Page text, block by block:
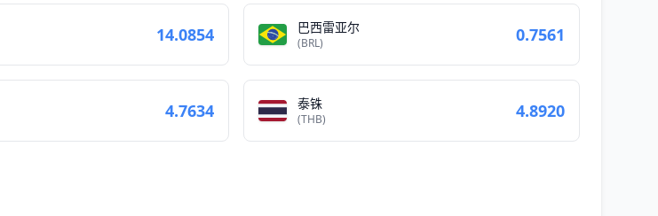
14.0854 巴西雷亚尔
(BRL) 0.7561
4.7634 泰铢
(THB) 4.8920